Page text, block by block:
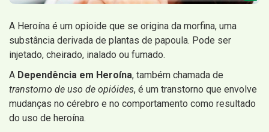
A Heroína é um opioide que se origina da morfina, uma
substância derivada de plantas de papoula. Pode ser
injetado, cheirado, inalado ou fumado.
A Dependência em Heroína, também chamada de
transtorno de uso de opióides, é um transtorno que envolve
mudanças no cérebro e no comportamento como resultado
do uso de heroína.